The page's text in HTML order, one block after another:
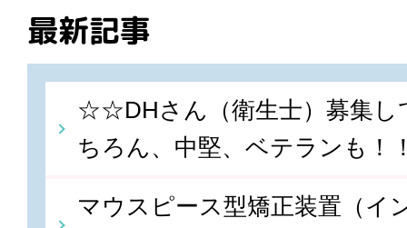
最新記事
☆☆DHさん（衛生士）募集し
ちろん、中堅、ベテランも！
マウスピース型矯正装置（イ